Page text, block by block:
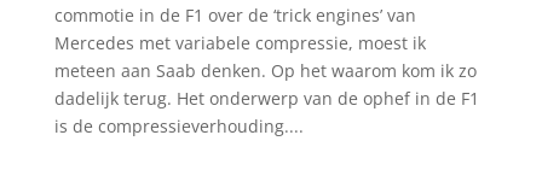
commotie in de F1 over de ‘trick engines’ van
Mercedes met variabele compressie, moest ik
meteen aan Saab denken. Op het waarom kom ik zo
dadelijk terug. Het onderwerp van de ophef in de F1
is de compressieverhouding....